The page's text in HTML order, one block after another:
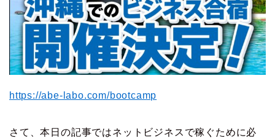
https://abe-labo.com/bootcamp
さて、本日の記事ではネットビジネスで稼ぐために必